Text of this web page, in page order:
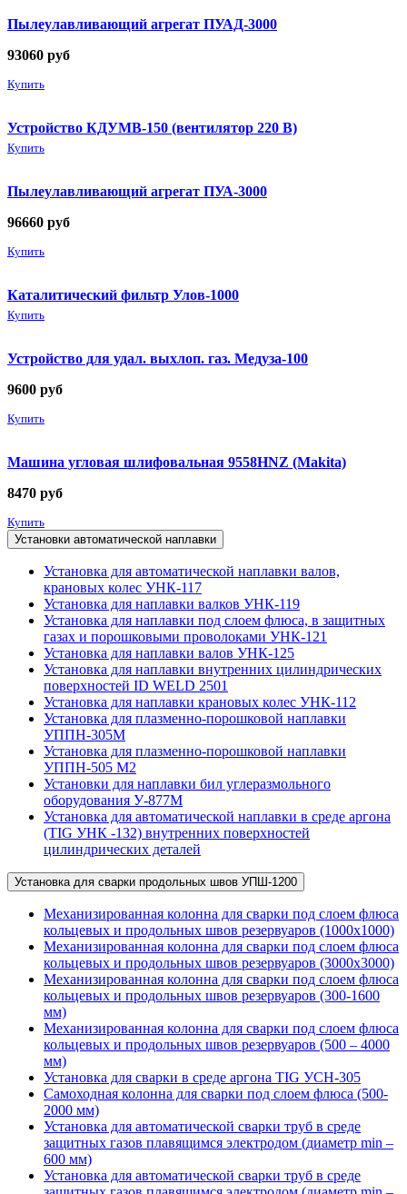
Пылеулавливающий агрегат ПУАД-3000
93060 руб
Купить
Устройство КДУМВ-150 (вентилятор 220 В)
Купить
Пылеулавливающий агрегат ПУА-3000
96660 руб
Купить
Каталитический фильтр Улов-1000
Купить
Устройство для удал. выхлоп. газ. Медуза-100
9600 руб
Купить
Машина угловая шлифовальная 9558HNZ (Makita)
8470 руб
Купить
Установки автоматической наплавки
Установка для автоматической наплавки валов,
крановых колес УНК-117
Установка для наплавки валков УНК-119
Установка для наплавки под слоем флюса, в защитных
газах и порошковыми проволоками УНК-121
Установка для наплавки валов УНК-125
Установка для наплавки внутренних цилиндрических
поверхностей ID WELD 2501
Установка для наплавки крановых колес УНК-112
Установка для плазменно-порошковой наплавки
УППН-305М
Установка для плазменно-порошковой наплавки
УППН-505 М2
Установки для наплавки бил углеразмольного
оборудования У-877М
Установка для автоматической наплавки в среде аргона
(TIG УНК -132) внутренних поверхностей
цилиндрических деталей
Установка для сварки продольных швов УПШ-1200
Механизированная колонна для сварки под слоем флюса
кольцевых и продольных швов резервуаров (1000х1000)
Механизированная колонна для сварки под слоем флюса
кольцевых и продольных швов резервуаров (3000х3000)
Механизированная колонна для сварки под слоем флюса
кольцевых и продольных швов резервуаров (300-1600
мм)
Механизированная колонна для сварки под слоем флюса
кольцевых и продольных швов резервуаров (500 – 4000
мм)
Установка для сварки в среде аргона TIG УСН-305
Самоходная колонна для сварки под слоем флюса (500-
2000 мм)
Установка для автоматической сварки труб в среде
защитных газов плавящимся электродом (диаметр min –
600 мм)
Установка для автоматической сварки труб в среде